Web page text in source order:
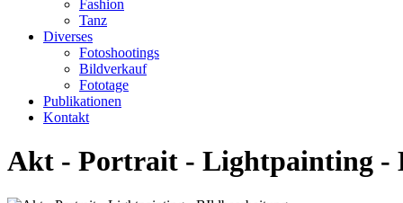
Fashion
Tanz
Diverses
Fotoshootings
Bildverkauf
Fototage
Publikationen
Kontakt
Akt - Portrait - Lightpainting -